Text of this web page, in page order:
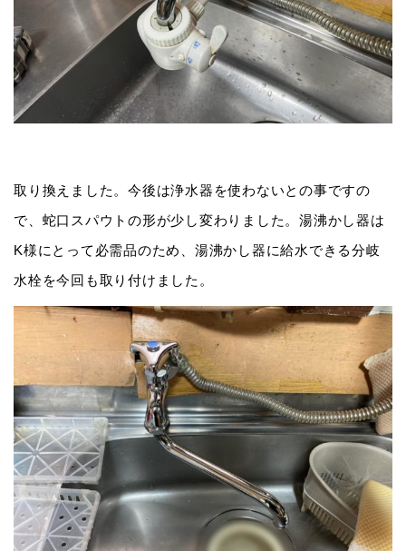
取り換えました。今後は浄水器を使わないとの事ですの
で、蛇口スパウトの形が少し変わりました。湯沸かし器は
K様にとって必需品のため、湯沸かし器に給水できる分岐
水栓を今回も取り付けました。